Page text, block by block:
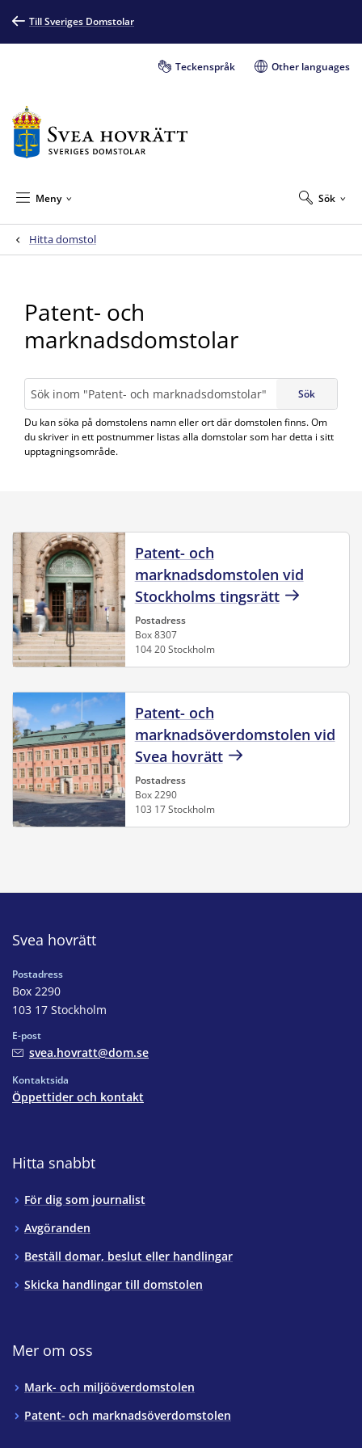
Till Sveriges Domstolar
Teckenspråk Other languages
Sök
Meny
Hitta domstol
Patent- och
marknadsdomstolar
Sök
Du kan söka på domstolens namn eller ort där domstolen finns. Om
du skriver in ett postnummer listas alla domstolar som har detta i sitt
upptagningsområde.
Patent- och
marknadsdomstolen vid
Stockholms tingsrätt
Postadress
Box 8307
104 20 Stockholm
Patent- och
marknadsöverdomstolen vid
Svea hovrätt
Postadress
Box 2290
103 17 Stockholm
Svea hovrätt
Postadress
Box 2290
103 17 Stockholm
E-post
svea.hovratt@dom.se
Kontaktsida
Öppettider och kontakt
Hitta snabbt
För dig som journalist
Avgöranden
Beställ domar, beslut eller handlingar
Skicka handlingar till domstolen
Mer om oss
Mark- och miljööverdomstolen
Patent- och marknadsöverdomstolen